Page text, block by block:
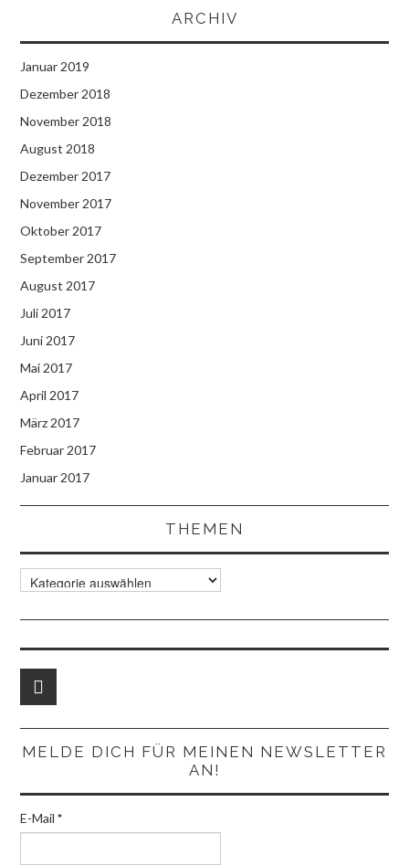
ARCHIV
Januar 2019
Dezember 2018
November 2018
August 2018
Dezember 2017
November 2017
Oktober 2017
September 2017
August 2017
Juli 2017
Juni 2017
Mai 2017
April 2017
März 2017
Februar 2017
Januar 2017
THEMEN
Themen
MELDE DICH FÜR MEINEN NEWSLETTER
AN!
E-Mail*